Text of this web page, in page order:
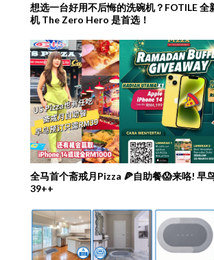
想选一台好用不后悔的洗碗机？FOTILE 全
机 The Zero Hero 是首选！
全马首个斋戒月Pizza 🍕自助餐😱来咯! 早
39++